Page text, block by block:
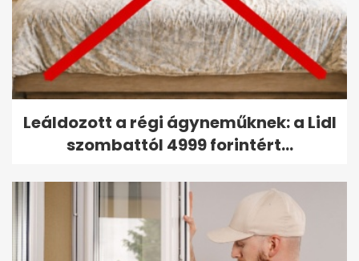
Leáldozott a régi ágyneműknek: a Lidl
szombattól 4999 forintért...